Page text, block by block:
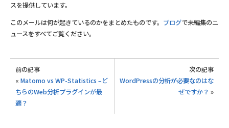
スを提供しています。
このメールは何が起きているのかをまとめたものです。 ブログで未編集のニ
ュースをすべてご覧ください。
前の記事
« Matomo vs WP-Statistics –ど
ちらのWeb分析プラグインが最
適？
次の記事
WordPressの分析が必要なのはな
ぜですか？ »